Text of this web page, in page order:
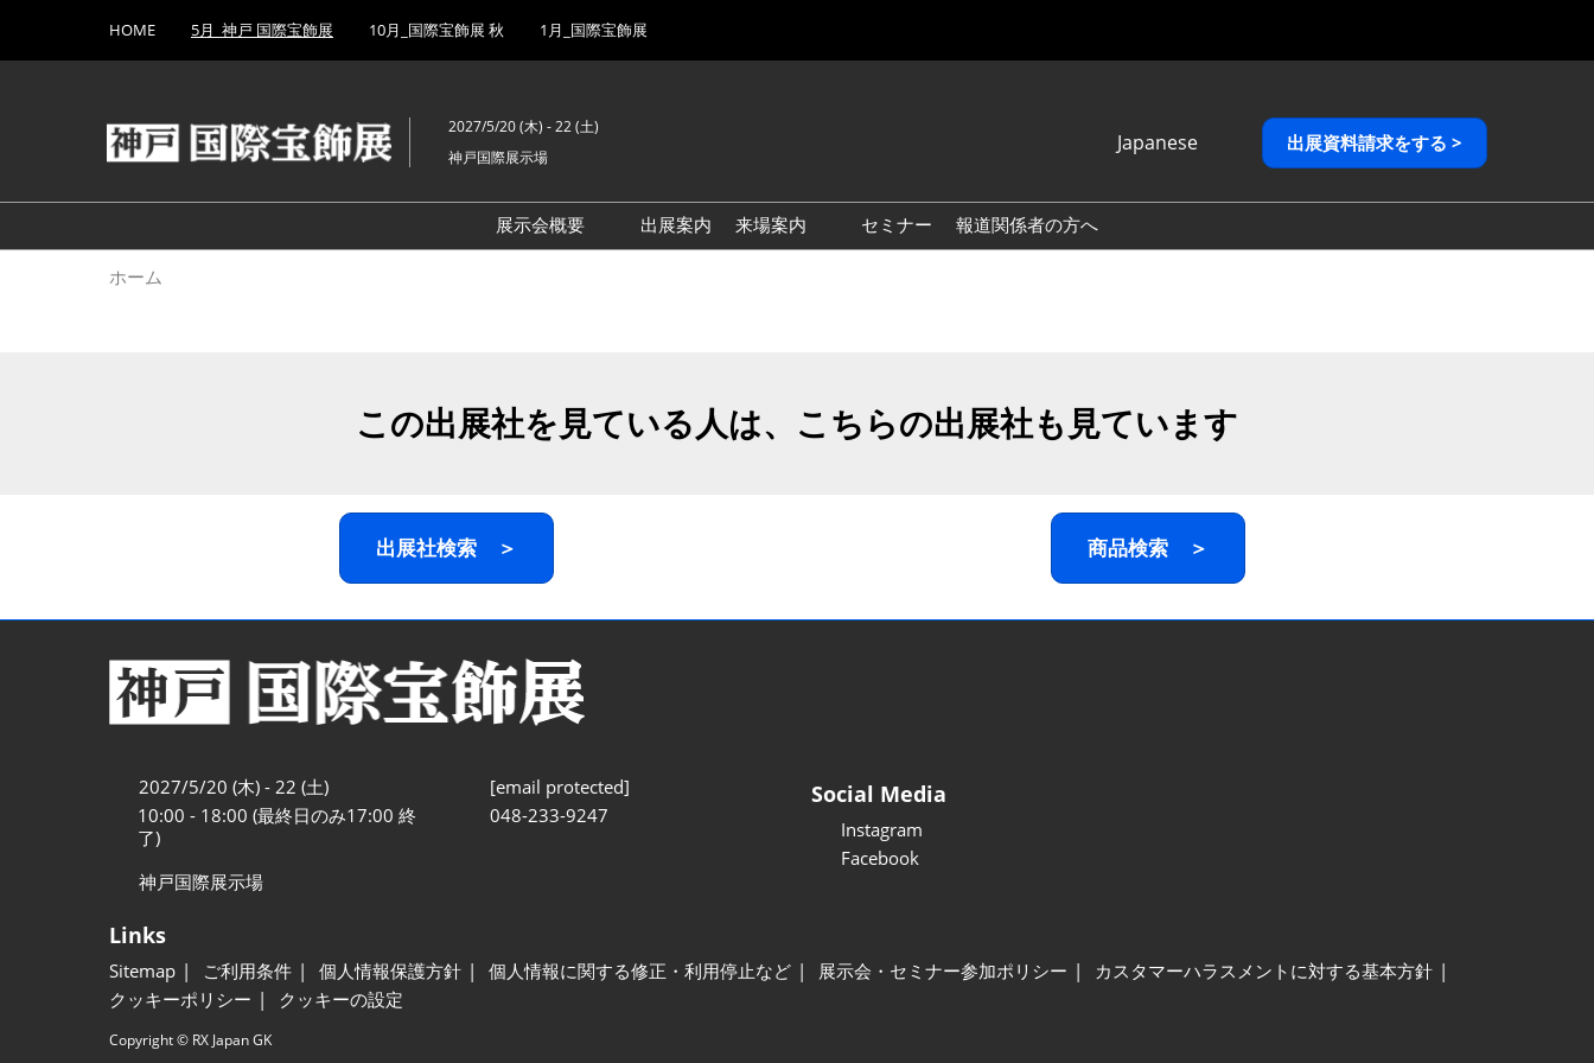
キ
し
て
to
HOME 5月_神戸 国際宝飾展 10月_国際宝飾展 秋 1月_国際宝飾展
2027/5/20 (木) - 22 (土)
神戸国際展示場
Japanese
English
繁體中文
出展資料請求をする >
展示会概要
出展案内
来場案内
セミナー 報道関係者の方へ
ホーム
この出展社を見ている人は、こちらの出展社も見ています
出展社検索 ＞ 商品検索 ＞
2027/5/20 (木) - 22 (土)
10:00 - 18:00 (最終日のみ17:00 終
了)
神戸国際展示場
[email protected]
048-233-9247
Social Media
Instagram
Facebook
Links
Sitemap ご利用条件 個人情報保護方針 個人情報に関する修正・利用停止など 展示会・セミナー参加ポリシー
カスタマーハラスメントに対する基本方針
クッキーポリシー
クッキーの設定
Copyright © RX Japan GK